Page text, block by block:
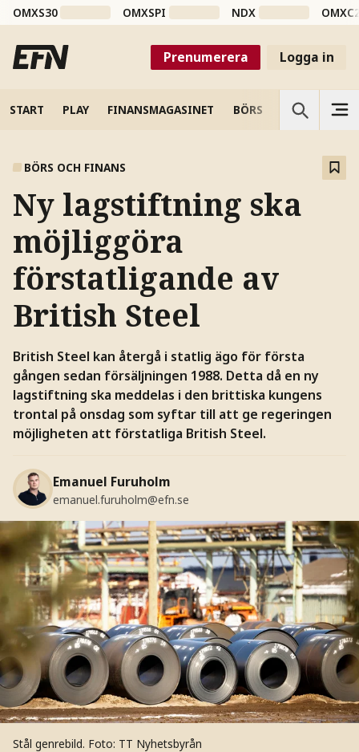
OMXS30 OMXSPI NDX
Prenumerera Logga in
START PLAY FINANSMAGASINET BÖRS VETENSKAP
BÖRS OCH FINANS
Ny lagstiftning ska
möjliggöra
förstatligande av
British Steel
British Steel kan återgå i statlig ägo för första
gången sedan försäljningen 1988. Detta då en ny
lagstiftning ska meddelas i den brittiska kungens
trontal på onsdag som syftar till att ge regeringen
möjligheten att förstatliga British Steel.
Emanuel Furuholm
emanuel.furuholm@efn.se
Stål genrebild. Foto: TT Nyhetsbyrån